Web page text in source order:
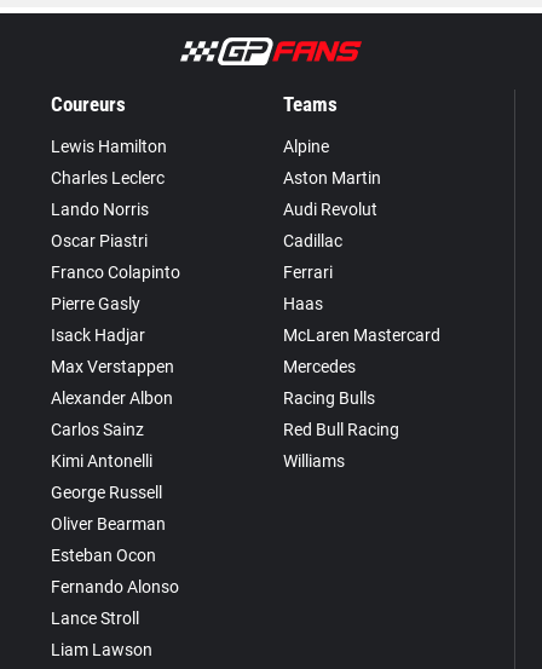
Coureurs
Lewis Hamilton
Charles Leclerc
Lando Norris
Oscar Piastri
Franco Colapinto
Pierre Gasly
Isack Hadjar
Max Verstappen
Alexander Albon
Carlos Sainz
Kimi Antonelli
George Russell
Oliver Bearman
Esteban Ocon
Fernando Alonso
Lance Stroll
Liam Lawson
Teams
Alpine
Aston Martin
Audi Revolut
Cadillac
Ferrari
Haas
McLaren Mastercard
Mercedes
Racing Bulls
Red Bull Racing
Williams